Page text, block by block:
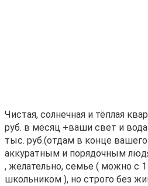
Чистая, солнечная и тёплая
руб. в месяц +ваши свет и вода
тыс. руб.(отдам в конце
аккуратным и порядочным
, желательно, семье ( можно с
школьником ), но строго без